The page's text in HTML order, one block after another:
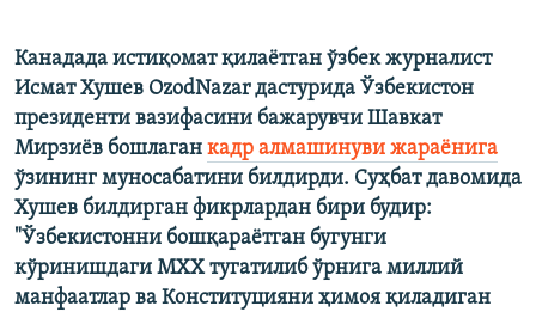
Канадада истиқомат қилаëтган ўзбек журналист
Исмат Хушев OzodNazar дастурида Ўзбекистон
президенти вазифасини бажарувчи Шавкат
Мирзиёв бошлаган кадр алмашинуви жараёнига
ўзининг муносабатини билдирди. Суҳбат давомида
Хушев билдирган фикрлардан бири будир:
"Ўзбекистонни бошқараëтган бугунги
кўринишдаги МХХ тугатилиб ўрнига миллий
манфаатлар ва Конституцияни ҳимоя қиладиган